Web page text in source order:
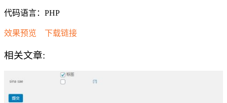
代码语言：PHP
效果预览 下载链接
相关文章: